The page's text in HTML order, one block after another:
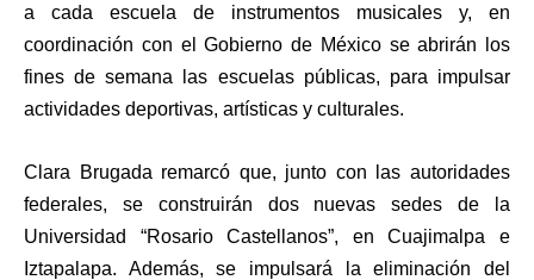
a cada escuela de instrumentos musicales y, en
coordinación con el Gobierno de México se abrirán los
fines de semana las escuelas públicas, para impulsar
actividades deportivas, artísticas y culturales.
Clara Brugada remarcó que, junto con las autoridades
federales, se construirán dos nuevas sedes de la
Universidad “Rosario Castellanos”, en Cuajimalpa e
Iztapalapa. Además, se impulsará la eliminación del